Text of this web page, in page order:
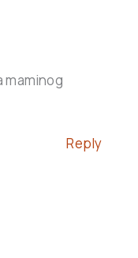
maminog
Reply